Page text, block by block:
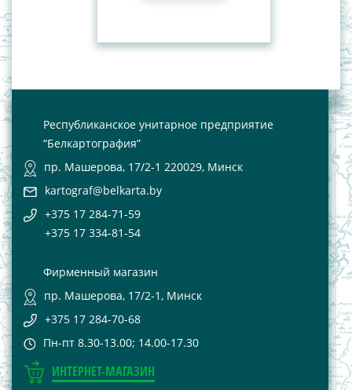
Республиканское унитарное предприятие
“Белкартография”
пр. Машерова, 17/2-1 220029, Минск
kartograf@belkarta.by
+375 17 284-71-59
+375 17 334-81-54
Фирменный магазин
пр. Машерова, 17/2-1, Минск
+375 17 284-70-68
Пн-пт 8.30-13.00; 14.00-17.30
ИНТЕРНЕТ-МАГАЗИН